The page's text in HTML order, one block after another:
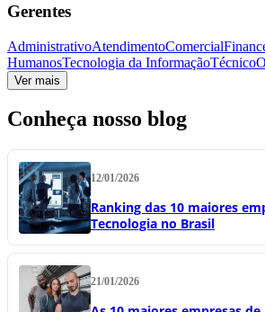
Gerentes
AdministrativoAtendimentoComercial
HumanosTecnologia da InformaçãoTécnico
Ver mais
Conheça nosso blog
12/01/2026
Ranking das 10 maiores
Tecnologia no Brasil
21/01/2026